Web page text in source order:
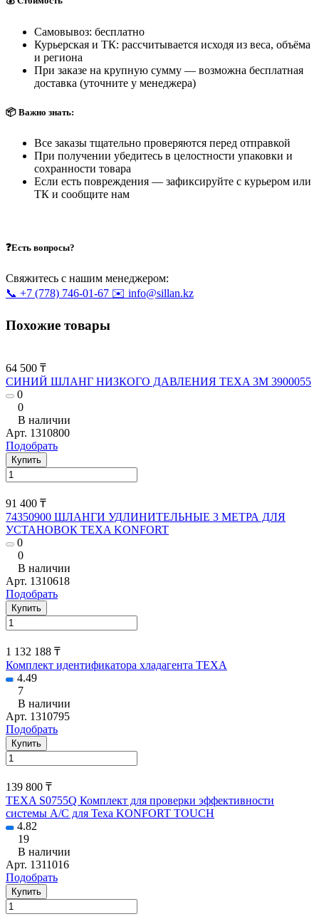
Самовывоз: бесплатно
Курьерская и ТК: рассчитывается исходя из веса, объёма
и региона
При заказе на крупную сумму — возможна бесплатная
доставка (уточните у менеджера)
📦 Важно знать:
Все заказы тщательно проверяются перед отправкой
При получении убедитесь в целостности упаковки и
сохранности товара
Если есть повреждения — зафиксируйте с курьером или
ТК и сообщите нам
❓Есть вопросы?
Свяжитесь с нашим менеджером:
📞 +7 (778) 746-01-67 ✉️ info@sillan.kz
Похожие товары
64 500 ₸
СИНИЙ ШЛАНГ НИЗКОГО ДАВЛЕНИЯ TEXA 3М 3900055
0
0
В наличии
Арт. 1310800
Подобрать
Купить
91 400 ₸
74350900 ШЛАНГИ УДЛИНИТЕЛЬНЫЕ 3 МЕТРА ДЛЯ
УСТАНОВОК TEXA KONFORT
0
0
В наличии
Арт. 1310618
Подобрать
Купить
1 132 188 ₸
Комплект идентификатора хладагента TEXA
4.49
7
В наличии
Арт. 1310795
Подобрать
Купить
139 800 ₸
TEXA S0755Q Комплект для проверки эффективности
системы А/С для Texa KONFORT TOUCH
4.82
19
В наличии
Арт. 1311016
Подобрать
Купить